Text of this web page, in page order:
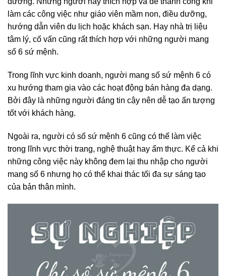
làm các công việc như giáo viên mầm non, điều dưỡng,
hướng dẫn viên du lịch hoặc khách sạn. Hay nhà trị liệu
tâm lý, cố vấn cũng rất thích hợp với những người mang
số 6 sứ mệnh.
Trong lĩnh vực kinh doanh, người mang số sứ mệnh 6 có
xu hướng tham gia vào các hoạt động bán hàng đa dạng.
Bởi đây là những người đáng tin cậy nên dễ tạo ấn tượng
tốt với khách hàng.
Ngoài ra, người có số sứ mệnh 6 cũng có thể làm việc
trong lĩnh vực thời trang, nghệ thuật hay ẩm thực. Kể cả khi
những công việc này không đem lại thu nhập cho người
mang số 6 nhưng họ có thể khai thác tối đa sự sáng tạo
của bản thân mình.